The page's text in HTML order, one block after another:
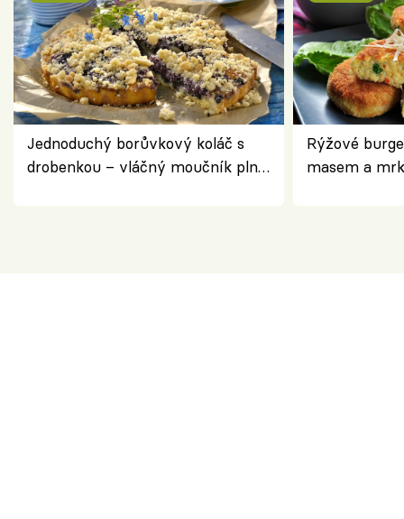
Jednoduchý borůvkový koláč s
drobenkou – vláčný moučník plný
Rýžové
masem a